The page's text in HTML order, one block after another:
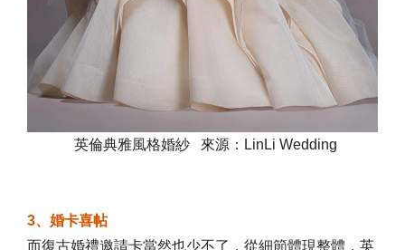
英倫典雅風格婚紗 來源：LinLi Wedding
3、婚卡喜帖
而復古婚禮邀請卡當然也少不了，從細節體現整體，英